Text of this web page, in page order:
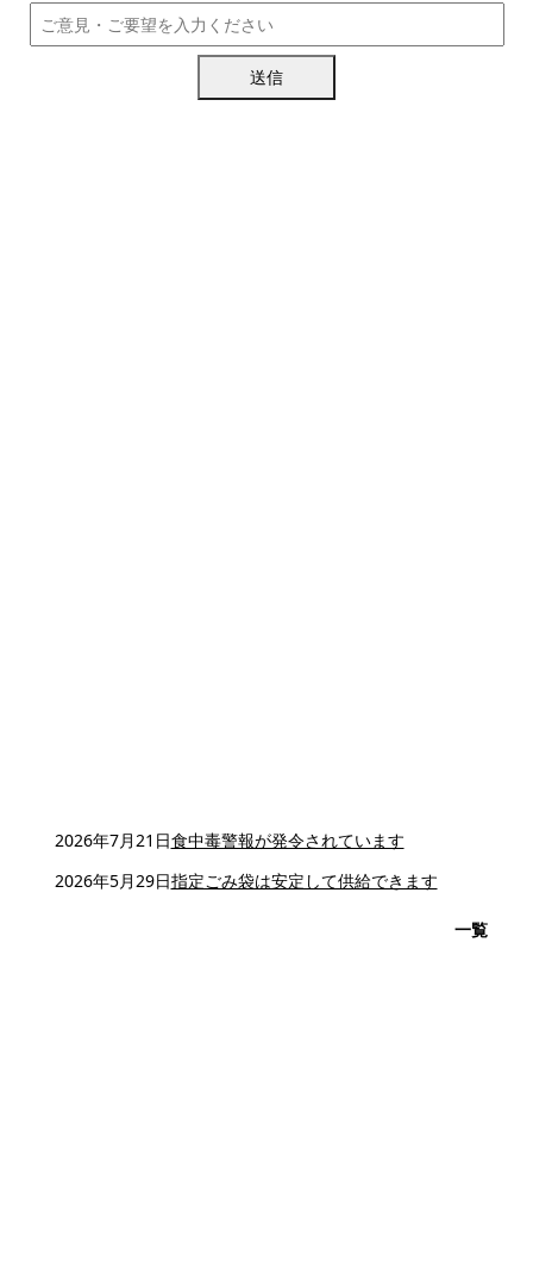
送信
2026年7月21日食中毒警報が発令されています
2026年5月29日指定ごみ袋は安定して供給できます
一覧